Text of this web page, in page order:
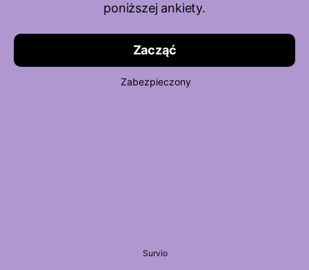
poniższej ankiety.
Zacząć
Zabezpieczony
Survio